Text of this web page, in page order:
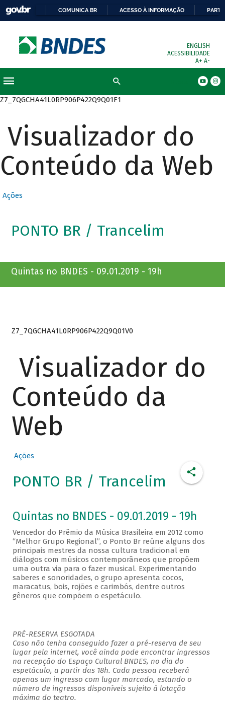
COMUNICA BR ACESSO À INFORMAÇÃO
ENGLISH
ACESSIBILIDADE
A+ A-
Z7_7QGCHA41L0RP906P422Q9Q01F1
Visualizador do
Conteúdo da Web
Ações
PONTO BR / Trancelim
Quintas no BNDES - 09.01.2019 - 19h
Z7_7QGCHA41L0RP906P422Q9Q01V0
Visualizador do
Conteúdo da
Web
Ações
PONTO BR / Trancelim
Quintas no BNDES - 09.01.2019 - 19h
Vencedor do Prêmio da Música Brasileira em 2012 como
“Melhor Grupo Regional”, o Ponto Br reúne alguns dos
principais mestres da nossa cultura tradicional em
diálogos com músicos contemporâneos que propõem
uma outra via para o fazer musical. Experimentando
saberes e sonoridades, o grupo apresenta cocos,
maracatus, bois, rojões e carimbós, dentre outros
gêneros que compõem o espetáculo.
PRÉ-RESERVA ESGOTADA
Caso não tenha conseguido fazer a pré-reserva de seu
lugar pela internet, você ainda pode encontrar ingressos
na recepção do Espaço Cultural BNDES, no dia do
espetáculo, a partir das 18h. Cada pessoa receberá
apenas um ingresso com lugar marcado, estando o
número de ingressos disponíveis sujeito à lotação
máxima do teatro.